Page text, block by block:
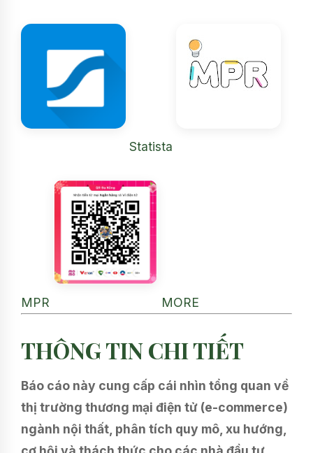
Statista
MPR MORE
THÔNG TIN CHI TIẾT
Báo cáo này cung cấp cái nhìn tổng quan về
thị trường thương mại điện tử (e-commerce)
ngành nội thất, phân tích quy mô, xu hướng,